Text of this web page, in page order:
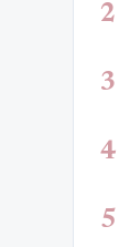
2
3
4
5